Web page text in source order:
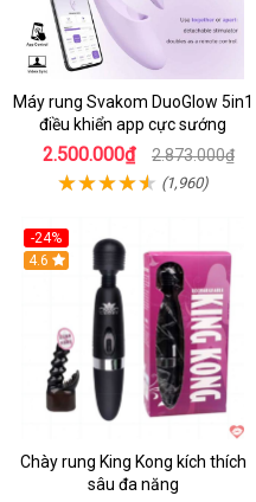
Máy rung Svakom DuoGlow 5in1
điều khiển app cực sướng
2.500.000₫ 2.873.000₫
(1,960)
-24%
4.6
Chày rung King Kong kích thích
sâu đa năng